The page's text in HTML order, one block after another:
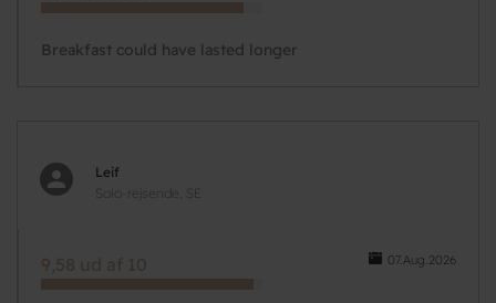
Breakfast could have lasted longer
Leif
Solo-rejsende, SE
07.Aug.2026
9,58 ud af 10